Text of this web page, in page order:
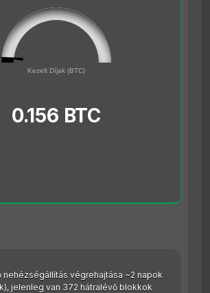
Kezelt Díjak (BTC)
0.156 BTC
nehézségállítás végrehajtása ~2 napok
jelenleg van 372 hátralévő blokkok